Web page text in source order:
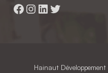
Facebook
Instagram
LinkedIn
Twitter
Hainaut Développement